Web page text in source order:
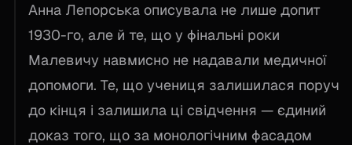
Анна Лепорська описувала не лише допит
1930-го, але й те, що у фінальні роки
Малевичу навмисно не надавали медичної
допомоги. Те, що учениця залишилася поруч
до кінця і залишила ці свідчення — єдиний
доказ того, що за монологічним фасадом